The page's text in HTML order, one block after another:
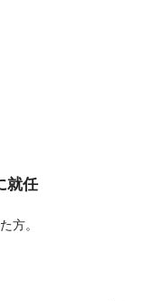
就任
方。